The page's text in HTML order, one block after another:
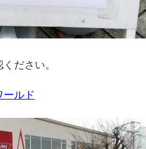
ださい。
ールド